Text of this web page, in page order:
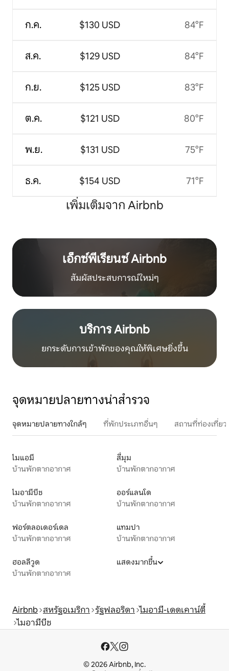
ก.ค.
ส.ค.
ก.ย.
ต.ค.
พ.ย.
ธ.ค.
$130 USD
$129 USD
$125 USD
$121 USD
$131 USD
$154 USD
84°F
84°F
83°F
80°F
75°F
71°F
เพิ่มเติมจาก Airbnb
เอ็กซ์พีเรียนซ์ Airbnb
สัมผัสประสบการณ์ใหม่ๆ
บริการ Airbnb
ยกระดับการเข้าพักของคุณให้พิเศษยิ่งขึ้น
จุดหมายปลายทางน่าสำรวจ
จุดหมายปลายทางใกล้ๆ ที่พักประเภทอื่นๆ สถานที่ท่องเที่ย
ไมแอมี
บ้านพักตากอากาศ
สี่มุม
บ้านพักตากอากาศ
ไมอามีบีช
บ้านพักตากอากาศ
ออร์แลนโด
บ้านพักตากอากาศ
ฟอร์ตลอเดอร์เดล
บ้านพักตากอากาศ
แทมปา
บ้านพักตากอากาศ
ฮอลลีวูด
บ้านพักตากอากาศ
แสดงมากขึ้น
Airbnb สหรัฐอเมริกา รัฐฟลอริดา ไมอามี-เดดเคาน์ตี้
ไมอามีบีช
© 2026 Airbnb, Inc.